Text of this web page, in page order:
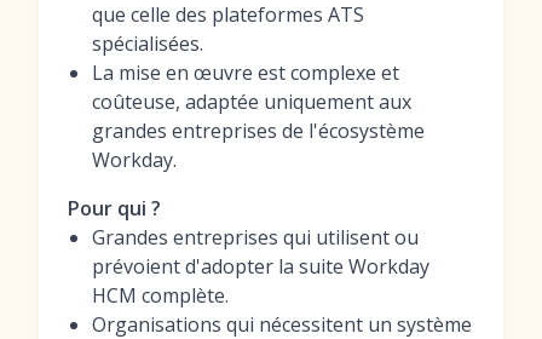
que celle des plateformes ATS
spécialisées.
La mise en œuvre est complexe et
coûteuse, adaptée uniquement aux
grandes entreprises de l'écosystème
Workday.
Pour qui ?
Grandes entreprises qui utilisent ou
prévoient d'adopter la suite Workday
HCM complète.
Organisations qui nécessitent un système